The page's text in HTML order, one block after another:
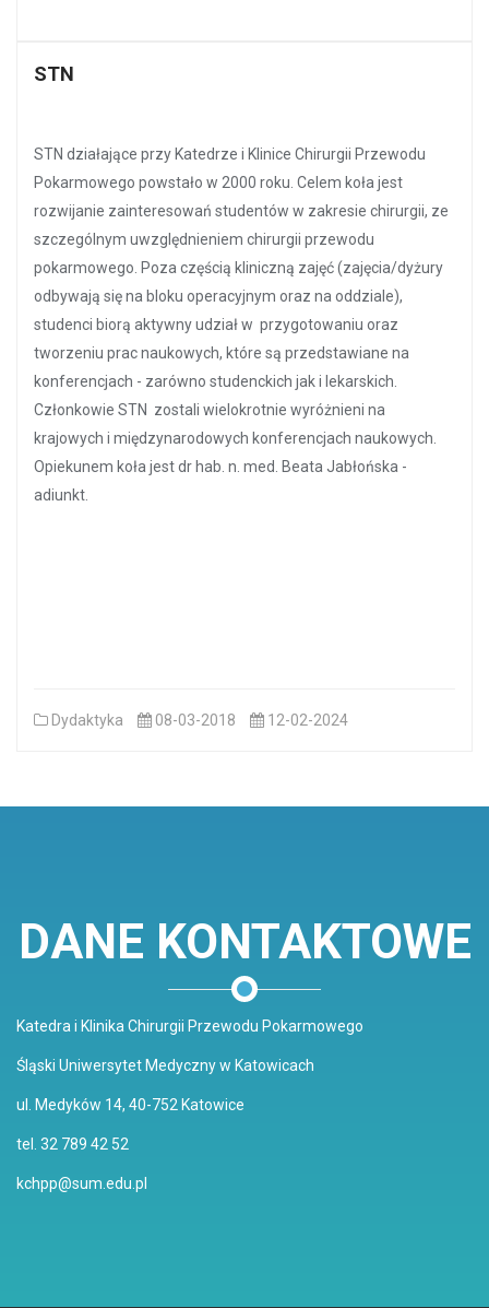
STN
STN działające przy Katedrze i Klinice Chirurgii Przewodu
Pokarmowego powstało w 2000 roku. Celem koła jest
rozwijanie zainteresowań studentów w zakresie chirurgii, ze
szczególnym uwzględnieniem chirurgii przewodu
pokarmowego. Poza częścią kliniczną zajęć (zajęcia/dyżury
odbywają się na bloku operacyjnym oraz na oddziale),
studenci biorą aktywny udział w przygotowaniu oraz
tworzeniu prac naukowych, które są przedstawiane na
konferencjach - zarówno studenckich jak i lekarskich.
Członkowie STN zostali wielokrotnie wyróżnieni na
krajowych i międzynarodowych konferencjach naukowych.
Opiekunem koła jest dr hab. n. med. Beata Jabłońska -
adiunkt.
Dydaktyka 08-03-2018 12-02-2024
DANE KONTAKTOWE
Katedra i Klinika Chirurgii Przewodu Pokarmowego
Śląski Uniwersytet Medyczny w Katowicach
ul. Medyków 14, 40-752 Katowice
tel. 32 789 42 52
kchpp@sum.edu.pl